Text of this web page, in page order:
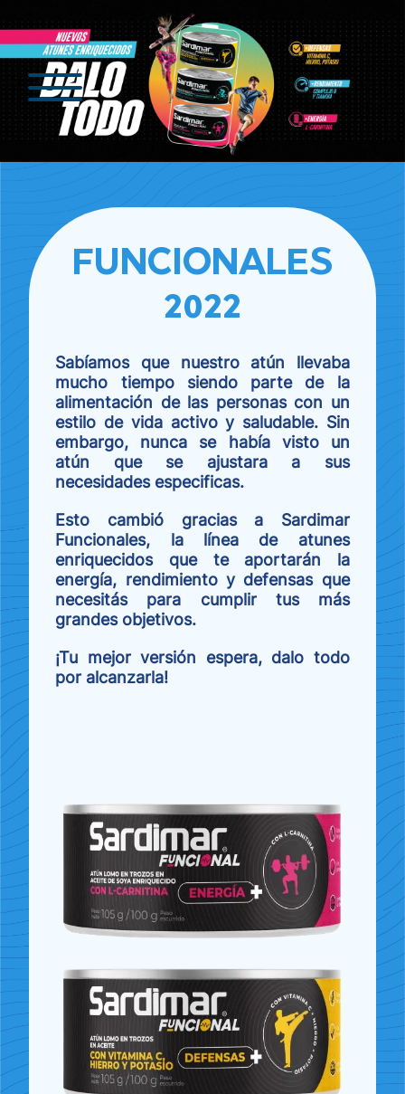
FUNCIONALES
2022
Sabíamos que nuestro atún llevaba
mucho tiempo siendo parte de la
alimentación de las personas con un
estilo de vida activo y saludable. Sin
embargo, nunca se había visto un
atún que se ajustara a sus
necesidades especificas.
Esto cambió gracias a Sardimar
Funcionales, la línea de atunes
enriquecidos que te aportarán la
energía, rendimiento y defensas que
necesitás para cumplir tus más
grandes objetivos.
¡Tu mejor versión espera, dalo todo
por alcanzarla!